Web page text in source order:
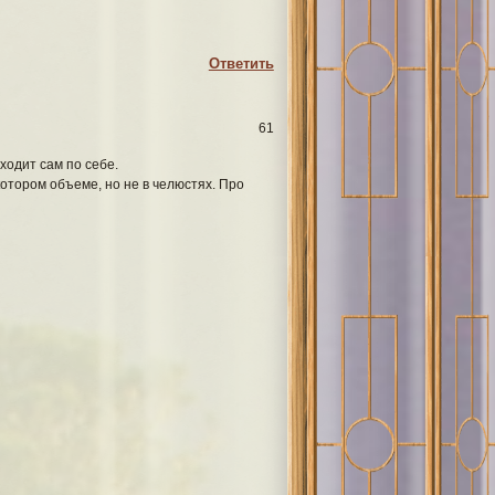
полигон пришельцев,
религиоведы,
охрана, жители
то и пугающие. Кто бы мог
Ответить
61
сам по себе.
объеме, но не в челюстях. Про